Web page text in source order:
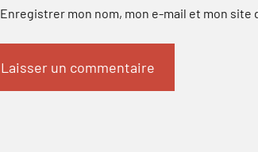
Enregistrer mon nom, mon e-mail et mon site